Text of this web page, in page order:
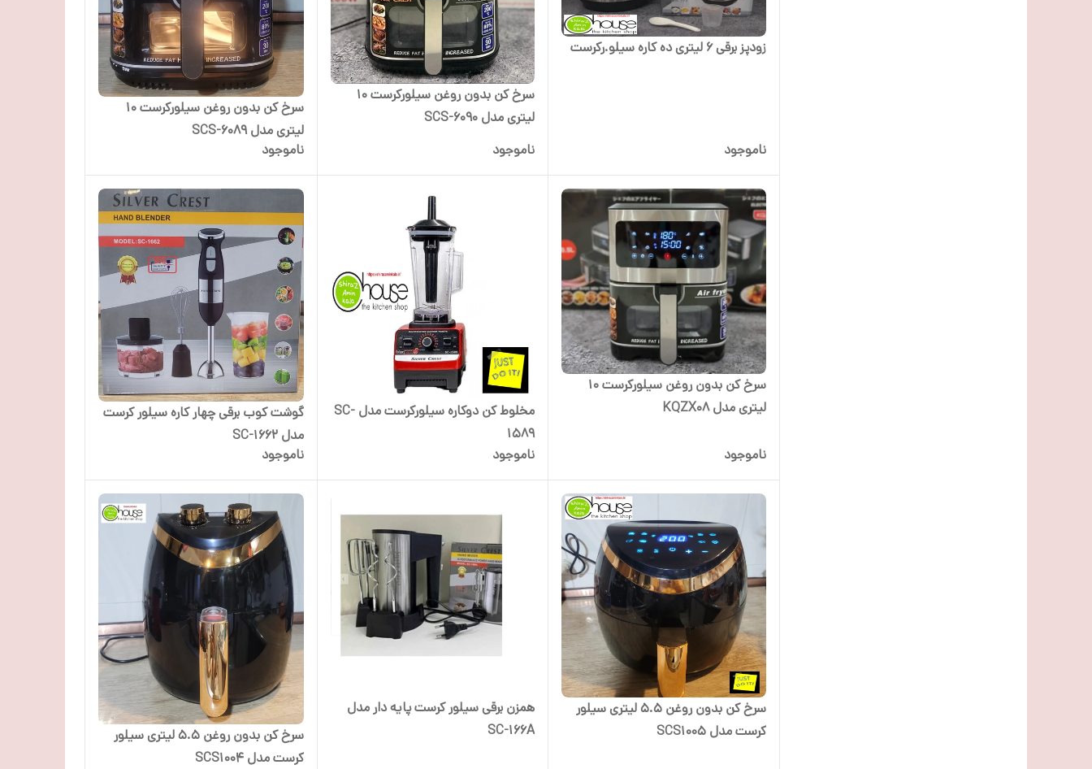
زودپز برقی ۶ لیتری ده کاره سیلو.رکرست
ناموجود
سرخ کن بدون روغن سیلورکرست 10
لیتری مدل SCS-6090
ناموجود
سرخ کن بدون روغن سیلورکرست 10
لیتری مدل SCS-6089
ناموجود
سرخ کن بدون روغن سیلورکرست 10
لیتری مدل KQZX08
ناموجود
مخلوط کن دوکاره سیلورکرست مدل SC-
1589
ناموجود
گوشت کوب برقی چهار کاره سیلور کرست
مدل SC-1662
ناموجود
سرخ کن بدون روغن 5.5 لیتری سیلور
کرست مدل SCS1005
همزن برقی سیلور کرست پایه دار مدل
SC-166A
سرخ کن بدون روغن 5.5 لیتری سیلور
کرست مدل SCS1004